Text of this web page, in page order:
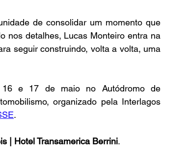
de consolidar um momento que
nos detalhes, Lucas Monteiro entra na
seguir construindo, volta a volta, uma
e 17 de maio no Autódromo de
organizado pela Interlagos
.
| Hotel Transamerica Berrini.